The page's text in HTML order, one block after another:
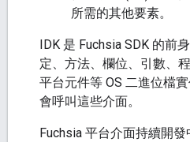
所需的其他要素。
IDK 是 Fuchsia SDK 的前
定、方法、欄位、引數、
平台元件等 OS 二進位檔
會呼叫這些介面。
Fuchsia 平台介面持續開